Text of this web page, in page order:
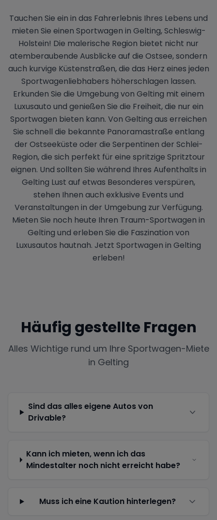
Tauchen Sie ein in das Fahrerlebnis Ihres Lebens und
mieten Sie einen Sportwagen in Gelting, Schleswig-
Holstein! Die malerische Region bietet nicht nur
atemberaubende Ausblicke auf die Ostsee, sondern
auch kurvige Küstenstraßen, die das Herz eines jeden
Sportwagenliebhabers höherschlagen lassen.
Erkunden Sie die Umgebung von Gelting mit einem
Luxusauto und genießen Sie die Freiheit, die nur ein
Sportwagen bieten kann. Von Gelting aus erreichen
Sie schnell die bekannte Panoramastraße entlang
der Ostseeküste oder die Serpentinen der Schlei-
Region, die sich perfekt für eine spritzige Spritztour
eignen. Und sollten Sie während Ihres Aufenthalts in
Gelting Lust auf etwas Besonderes verspüren,
stehen Ihnen auch exklusive Events und
Veranstaltungen in der Umgebung zur Verfügung.
Mieten Sie noch heute Ihren Traum-Sportwagen in
Gelting und erleben Sie die Faszination von
Luxusautos hautnah. Jetzt Sportwagen in Gelting
erleben!
Häufig gestellte Fragen
Alles Wichtige rund um Ihre Sportwagen-Miete
in Gelting
Sind das alles eigene Autos von
Drivable?
Kann ich mieten, wenn ich das
Mindestalter noch nicht erreicht habe?
Muss ich eine Kaution hinterlegen?